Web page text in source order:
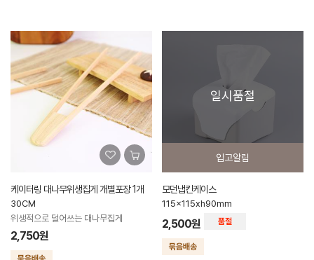
케이터링 대나무위생집게 개별포장 1개
30CM
위생적으로 덜어쓰는 대나무집게
2,750원
일시품절
입고알림
모던냅킨케이스
115x115xh90mm
2,500원